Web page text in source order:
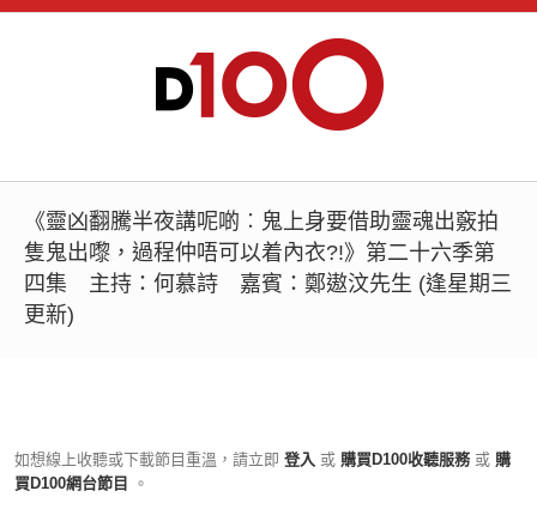
《靈凶翻騰半夜講呢啲︰鬼上身要借助靈魂出竅拍
隻鬼出嚟，過程仲唔可以着內衣?!》第二十六季第
四集 主持：何慕詩 嘉賓：鄭遨汶先生 (逢星期三
更新)
如想線上收聽或下載節目重溫，請立即 登入 或 購買D100收聽服務 或 購
買D100網台節目
。